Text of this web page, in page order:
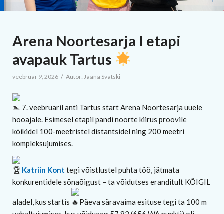
Arena Noortesarja I etapi
avapauk Tartus
veebruar 9, 2026 / Autor: Jaana Svätski
7. veebruaril anti Tartus start Arena Noortesarja uuele
hooajale. Esimesel etapil pandi noorte kiirus proovile
kõikidel 100-meetristel distantsidel ning 200 meetri
kompleksujumises.
Katriin Kont tegi võistlustel puhta töö, jätmata
konkurentidele sõnaõigust – ta võidutses eranditult KÕIGIL
aladel, kus startis
Päeva säravaima esituse tegi ta 100 m